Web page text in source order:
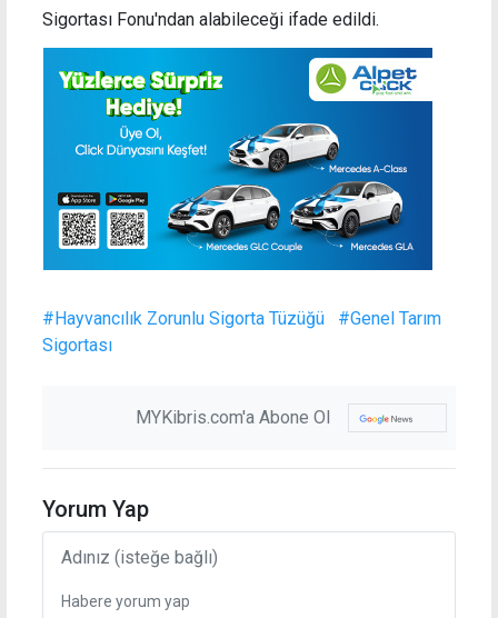
Sigortası Fonu'ndan alabileceği ifade edildi.
#Hayvancılık Zorunlu Sigorta Tüzüğü
#Genel Tarım
Sigortası
MYKibris.com'a Abone Ol
Yorum Yap